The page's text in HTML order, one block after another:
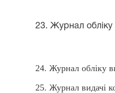
23. Журнал обліку
24. Журнал обліку
25. Журнал видачі